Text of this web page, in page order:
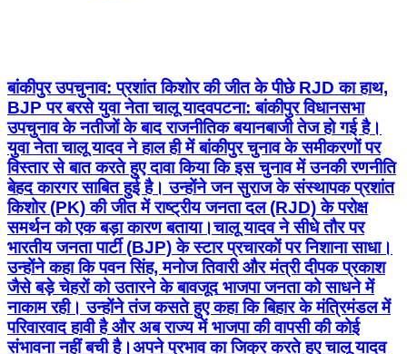
बांकीपुर उपचुनाव: प्रशांत किशोर की जीत के पीछे RJD का हाथ,
BJP पर बरसे युवा नेता चालू यादव ​पटना: बांकीपुर विधानसभा
उपचुनाव के नतीजों के बाद राजनीतिक बयानबाजी तेज हो गई है।
युवा नेता चालू यादव ने हाल ही में बांकीपुर चुनाव के समीकरणों पर
विस्तार से बात करते हुए दावा किया कि इस चुनाव में उनकी रणनीति
बेहद कारगर साबित हुई है। उन्होंने जन सुराज के संस्थापक प्रशांत
किशोर (PK) की जीत में राष्ट्रीय जनता दल (RJD) के परोक्ष
समर्थन को एक बड़ा कारण बताया। ​चालू यादव ने सीधे तौर पर
भारतीय जनता पार्टी (BJP) के स्टार प्रचारकों पर निशाना साधा।
उन्होंने कहा कि पवन सिंह, मनोज तिवारी और मंत्री दीपक प्रकाश
जैसे बड़े चेहरों को उतारने के बावजूद भाजपा जनता को साधने में
नाकाम रही। उन्होंने तंज कसते हुए कहा कि बिहार के मंत्रिमंडल में
परिवारवाद हावी है और अब राज्य में भाजपा की वापसी की कोई
संभावना नहीं बची है। ​अपने प्रभाव का जिक्र करते हुए चालू यादव